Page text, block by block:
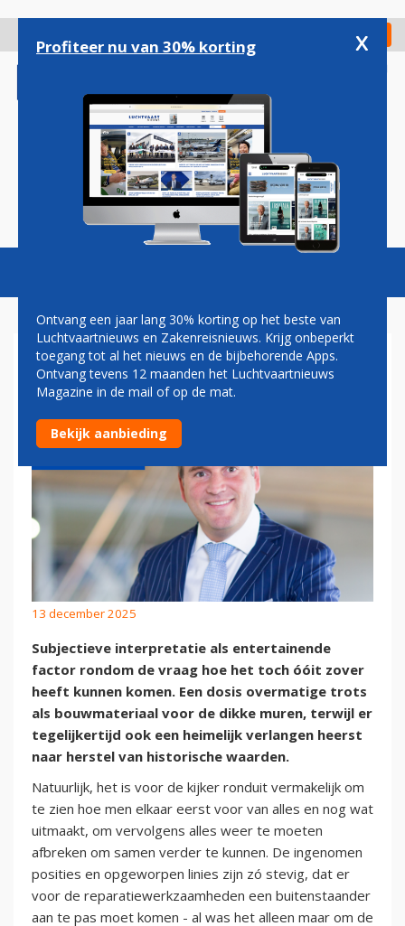
gaan
Check in
Magazine Podcasts Vacatures
HET FAMILIEDINER
13 december 2025
Subjectieve interpretatie als entertainende
factor rondom de vraag hoe het toch óóit zover
heeft kunnen komen. Een dosis overmatige trots
als bouwmateriaal voor de dikke muren, terwijl er
tegelijkertijd ook een heimelijk verlangen heerst
naar herstel van historische waarden.
Natuurlijk, het is voor de kijker ronduit vermakelijk om
te zien hoe men elkaar eerst voor van alles en nog wat
uitmaakt, om vervolgens alles weer te moeten
afbreken om samen verder te kunnen. De ingenomen
posities en opgeworpen linies zijn zó stevig, dat er
voor de reparatiewerkzaamheden een buitenstaander
aan te pas moet komen - al was het alleen maar om de
Profiteer nu van 30% korting x
Ontvang een jaar lang 30% korting op het beste van
Luchtvaartnieuws en Zakenreisnieuws. Krijg onbeperkt
toegang tot al het nieuws en de bijbehorende Apps.
Ontvang tevens 12 maanden het Luchtvaartnieuws
Magazine in de mail of op de mat.
Bekijk aanbieding